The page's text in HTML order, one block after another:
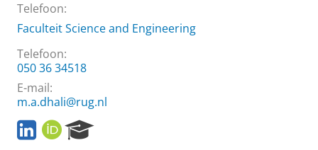
Telefoon:
Faculteit Science and Engineering
Telefoon:
050 36 34518
E-mail:
m.a.dhali@rug.nl
l
i
O
R